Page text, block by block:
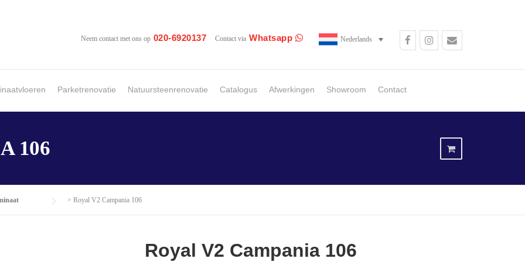
Nederlands
Contact via Whatsapp
Neem contact met ons op 020-6920137
Parketrenovatie Natuursteenrenovatie Catalogus Afwerkingen Showroom Contact
106
> Royal V2 Campania 106
Royal V2 Campania 106